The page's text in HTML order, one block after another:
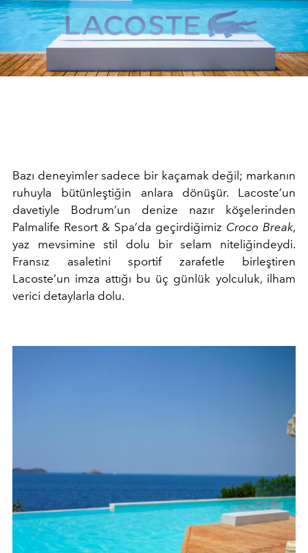
Bazı deneyimler sadece bir kaçamak değil; markanın
ruhuyla bütünleştiğin anlara dönüşür. Lacoste’un
davetiyle Bodrum’un denize nazır köşelerinden
Palmalife Resort & Spa’da geçirdiğimiz Croco Break,
yaz mevsimine stil dolu bir selam niteliğindeydi.
Fransız asaletini sportif zarafetle birleştiren
Lacoste’un imza attığı bu üç günlük yolculuk, ilham
verici detaylarla dolu.